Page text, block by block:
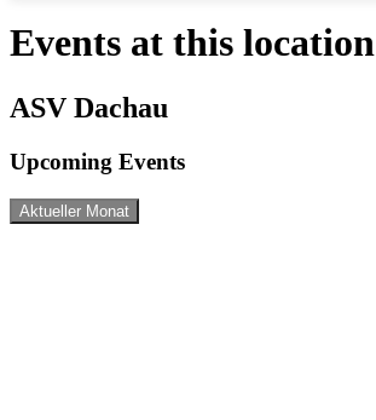
Events at this location
ASV Dachau
Upcoming Events
Aktueller Monat